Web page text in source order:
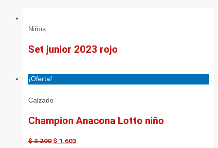
Niños
Set junior 2023 rojo
¡Oferta!
Calzado
Champion Anacona Lotto niño
$2.290 $ 1.603